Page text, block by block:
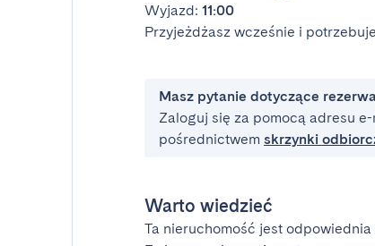
Wyjazd: 11:00
Przyjeżdżasz wcześnie i
Masz pytanie dotyczące
Zaloguj się za pomocą adresu
pośrednictwem skrzynki
Warto wiedzieć
Ta nieruchomość jest odpowiednia